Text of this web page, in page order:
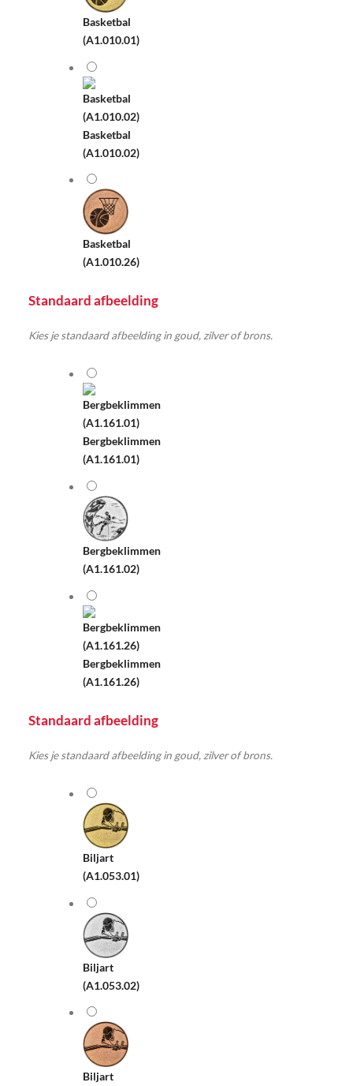
Basketbal
(A1.010.01)
Basketbal
(A1.010.02)
Basketbal
(A1.010.26)
Standaard afbeelding
Kies je standaard afbeelding in goud, zilver of brons.
Bergbeklimmen
(A1.161.01)
Bergbeklimmen
(A1.161.02)
Bergbeklimmen
(A1.161.26)
Standaard afbeelding
Kies je standaard afbeelding in goud, zilver of brons.
Biljart
(A1.053.01)
Biljart
(A1.053.02)
Biljart